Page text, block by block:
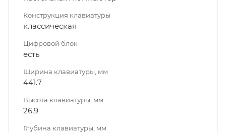
Конструкция клавиатуры
классическая
Цифровой блок
есть
Ширина клавиатуры, мм
441.7
Высота клавиатуры, мм
26.9
Глубина клавиатуры, мм